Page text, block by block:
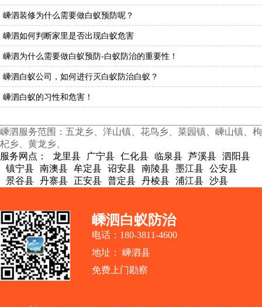
嵊泗装修为什么需要做白蚁预防呢？
嵊泗如何判断家里是否出现白蚁危害
嵊泗为什么需要做白蚁预防-白蚁防治的重要性！
嵊泗白蚁公司，如何进行灭白蚁防治白蚁？
嵊泗白蚁的习性和危害！
嵊泗服务范围：五龙乡、洋山镇、花鸟乡、菜园镇、嵊山镇、枸
杞乡、黄龙乡、
服务网点：
龙里县 广宁县 仁化县 临泉县 芦溪县 泗阳县
镇宁县 南澳县 牟定县 诏安县 南陵县 墨江县 公安县
景谷县 丹寨县 正安县 普定县 丹棱县 浦江县 沙县
嵊泗白蚁防治
电话：180-3811-4600
地址： 嵊泗县
免费上门勘察